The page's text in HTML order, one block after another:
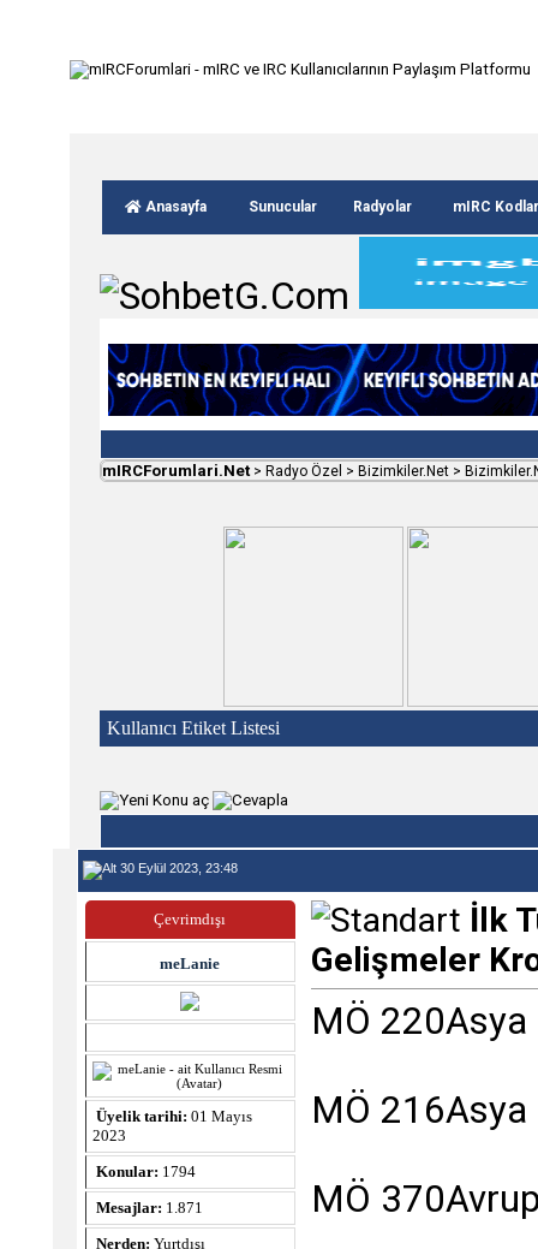
Anasayfa Sunucular Radyolar mIRC Kodlar
mIRCForumlari.Net > Radyo Özel > Bizimkiler.Net >
Kullanıcı Etiket Listesi
30 Eylül 2023, 23:48
Çevrimdışı
meLanie
Üyelik tarihi: 01 Mayıs
2023
Konular: 1794
Mesajlar: 1.871
Nerden: Yurtdışı
İlk
Gelişmeler
MÖ 220Asya
MÖ 216Asya
MÖ